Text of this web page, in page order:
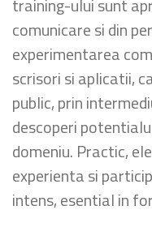
training-ului sunt
comunicare si din
experimentarea
scrisori si aplicatii,
public, prin
descoperi
domeniu. Practic,
experienta si
intens, esential in